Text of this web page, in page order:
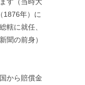
1876年）に
轄に就任、
聞の前身）
から賠償金